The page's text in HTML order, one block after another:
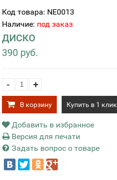
Код товара: NE0013
Наличие: под заказ
ДИСКО
390 руб.
- +
В корзину Купить в 1 клик
Добавить в избранное
Версия для печати
Задать вопрос о товаре